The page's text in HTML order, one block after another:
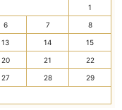
1
6 7 8
13 14 15
20 21 22
27 28 29